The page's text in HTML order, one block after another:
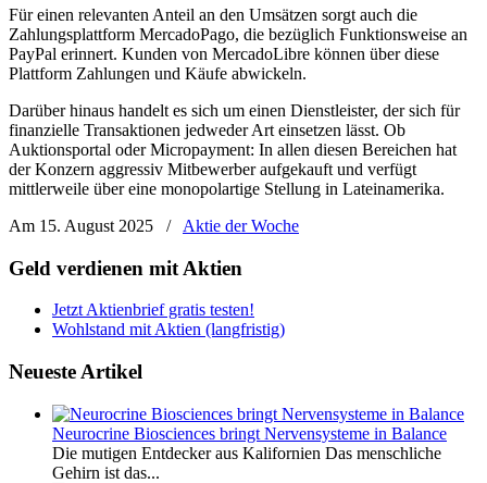
Für einen relevanten Anteil an den Umsätzen sorgt auch die
Zahlungsplattform MercadoPago, die bezüglich Funktionsweise an
PayPal erinnert. Kunden von MercadoLibre können über diese
Plattform Zahlungen und Käufe abwickeln.
Darüber hinaus handelt es sich um einen Dienstleister, der sich für
finanzielle Transaktionen jedweder Art einsetzen lässt. Ob
Auktionsportal oder Micropayment: In allen diesen Bereichen hat
der Konzern aggressiv Mitbewerber aufgekauft und verfügt
mittlerweile über eine monopolartige Stellung in Lateinamerika.
Am 15. August 2025
/ Aktie der Woche
Geld verdienen mit Aktien
Jetzt Aktienbrief gratis testen!
Wohlstand mit Aktien (langfristig)
Neueste Artikel
Neurocrine Biosciences bringt Nervensysteme in Balance
Die mutigen Entdecker aus Kalifornien Das menschliche
Gehirn ist das...